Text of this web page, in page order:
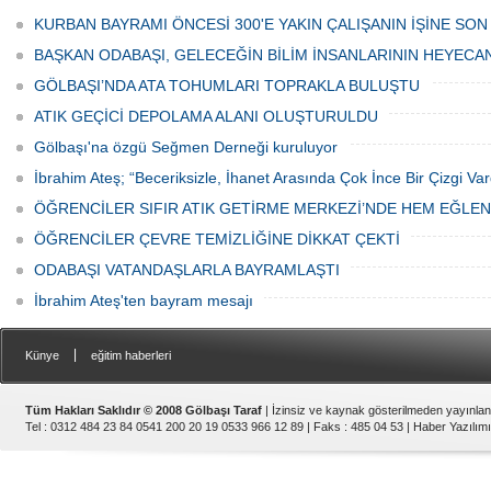
Haftası" etkinlikleri Ankara'da devam
ediyor.
bulunan esnaf ve alışverişe gelen
vatandaşlar park cezaları yüzünden
canından bezdi.
KURBAN BAYRAMI ÖNCESİ 300'E YAKIN ÇALIŞANIN İŞİNE
BAŞKAN ODABAŞI, GELECEĞİN BİLİM İNSANLARININ
GÖLBAŞI’NDA ATA TOHUMLARI TOPRAKLA BULUŞTU
ATIK GEÇİCİ DEPOLAMA ALANI OLUŞTURULDU
Gölbaşı'na özgü Seğmen Derneği kuruluyor
İbrahim Ateş; “Beceriksizle, İhanet Arasında Çok İnce Bir Çizgi
ÖĞRENCİLER SIFIR ATIK GETİRME MERKEZİ’NDE HEM
ÖĞRENCİLER ÇEVRE TEMİZLİĞİNE DİKKAT ÇEKTİ
ODABAŞI VATANDAŞLARLA BAYRAMLAŞTI
İbrahim Ateş'ten bayram mesajı
Künye eğitim haberleri
Tüm Hakları Saklıdır © 2008 Gölbaşı Taraf | İzinsiz ve kaynak gösterilmeden
Tel : 0312 484 23 84 0541 200 20 19 0533 966 12 89 | Faks : 485 04 53 | Haber Yazılımı